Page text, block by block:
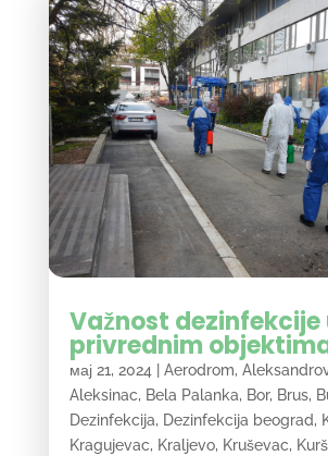
Važnost dezinfekcije
privrednim
мај 21, 2024 Aerodrom,
Aleksinac, Bela Palanka, Bor, Brus,
Dezinfekcija, Dezinfekcija beograd,
Kragujevac, Kraljevo, Kruševac,